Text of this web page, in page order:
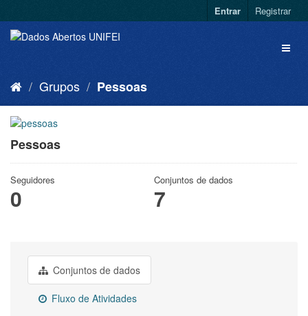
Entrar Registrar
Grupos Pessoas
Pessoas
Seguidores
0
Conjuntos de dados
7
Conjuntos de dados
Fluxo de Atividades